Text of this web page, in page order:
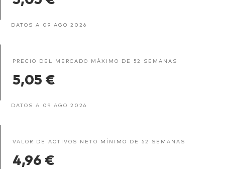
DATOS A 09 AGO 2026
PRECIO DEL MERCADO MÁXIMO DE 52 SEMANAS
5,05 €
DATOS A 09 AGO 2026
VALOR DE ACTIVOS NETO MÍNIMO DE 52 SEMANAS
4,96 €